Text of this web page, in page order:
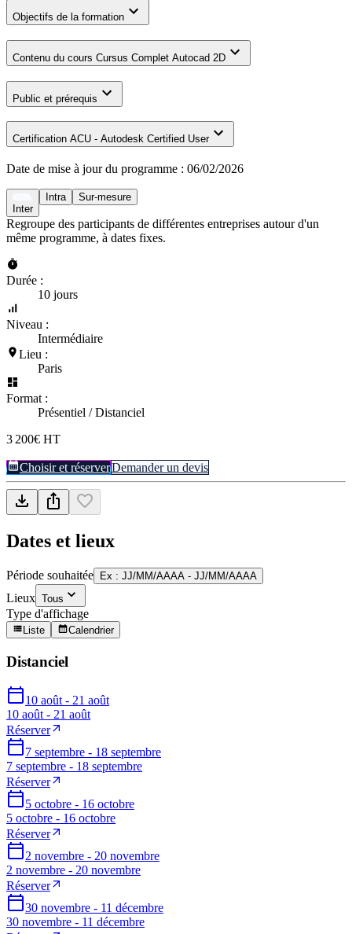
Objectifs de la formation
Contenu du cours Cursus Complet Autocad 2D
Public et prérequis
Certification ACU - Autodesk Certified User
Date de mise à jour du programme : 06/02/2026
Inter
Intra Sur-mesure
Regroupe des participants de différentes entreprises autour d'un
même programme, à dates fixes.
Durée :
10 jours
Niveau :
Intermédiaire
Lieu :
Paris
Format :
Présentiel / Distanciel
3 200€ HT
Choisir et réserverDemander un devis
Dates et lieux
Période souhaitée Ex : JJ/MM/AAAA - JJ/MM/AAAA
Lieux Tous
Type d'affichage
Liste Calendrier
Distanciel
10 août - 21 août
10 août - 21 août
Réserver
7 septembre - 18 septembre
7 septembre - 18 septembre
Réserver
5 octobre - 16 octobre
5 octobre - 16 octobre
Réserver
2 novembre - 20 novembre
2 novembre - 20 novembre
Réserver
30 novembre - 11 décembre
30 novembre - 11 décembre